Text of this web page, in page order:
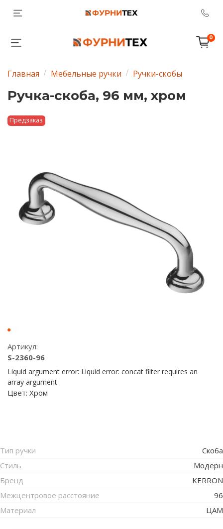
0
Главная Мебельные ручки Ручки-скобы
Ручка-скоба, 96 мм, хром
Предзаказ
Артикул:
S-2360-96
Liquid argument error: Liquid error: concat filter requires an
array argument
Цвет: Хром
Тип ручки
Скоба
Стиль
Модерн
Бренд
KERRON
Межцентровое расстояние
96
Материал
ЦАМ